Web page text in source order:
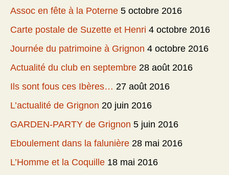
Assoc en fête à la Poterne 5 octobre 2016
Carte postale de Suzette et Henri 4 octobre 2016
Journée du patrimoine à Grignon 4 octobre 2016
Actualité du club en septembre 28 août 2016
Ils sont fous ces Ibères… 27 août 2016
L’actualité de Grignon 20 juin 2016
GARDEN-PARTY de Grignon 5 juin 2016
Eboulement dans la falunière 28 mai 2016
L’Homme et la Coquille 18 mai 2016